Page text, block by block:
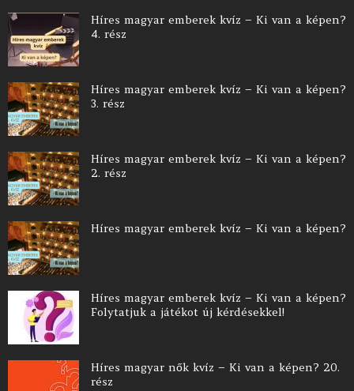
Híres magyar emberek kvíz – Ki van a képen?
4. rész
Híres magyar emberek kvíz – Ki van a képen?
3. rész
Híres magyar emberek kvíz – Ki van a képen?
2. rész
Híres magyar emberek kvíz – Ki van a képen?
Híres magyar emberek kvíz – Ki van a képen?
Folytatjuk a játékot új kérdésekkel!
Híres magyar nők kvíz – Ki van a képen? 20.
rész